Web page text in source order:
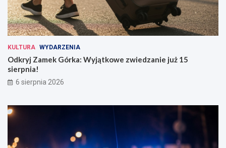
KULTURA WYDARZENIA
Odkryj Zamek Górka: Wyjątkowe zwiedzanie już 15
sierpnia!
6 sierpnia 2026